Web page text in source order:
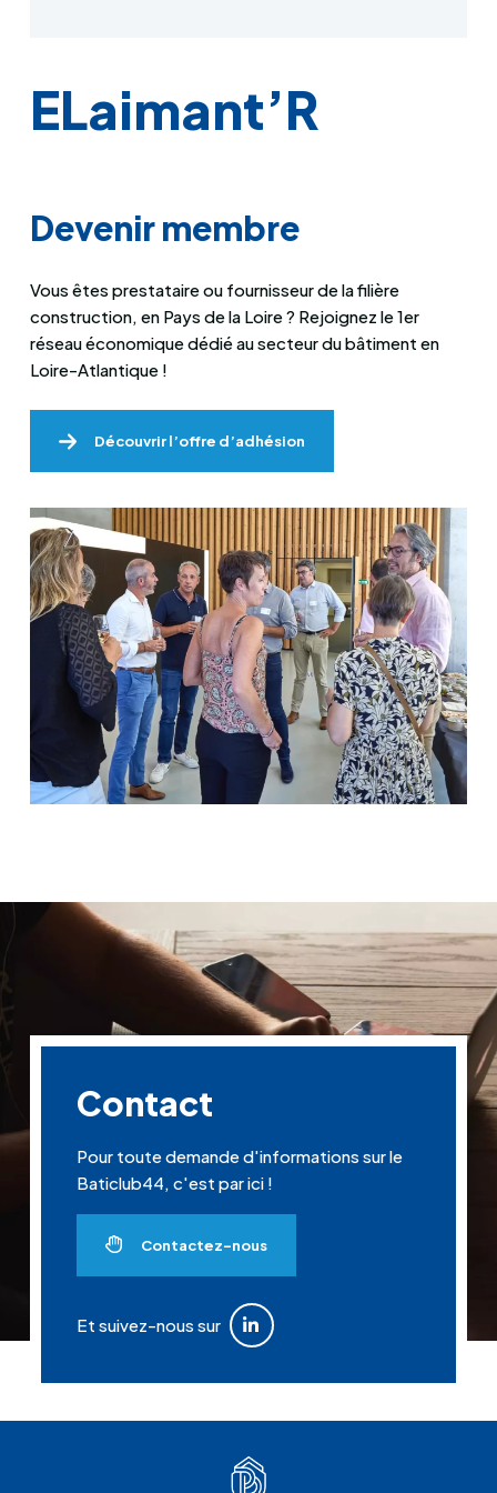
ELaimant’R
Devenir membre
Vous êtes prestataire ou fournisseur de la filière
construction, en Pays de la Loire ? Rejoignez le 1er
réseau économique dédié au secteur du bâtiment en
Loire-Atlantique !
Découvrir l’offre d’adhésion
Contact
Pour toute demande d'informations sur le
Baticlub44, c'est par ici !
Contactez-nous
Et suivez-nous sur